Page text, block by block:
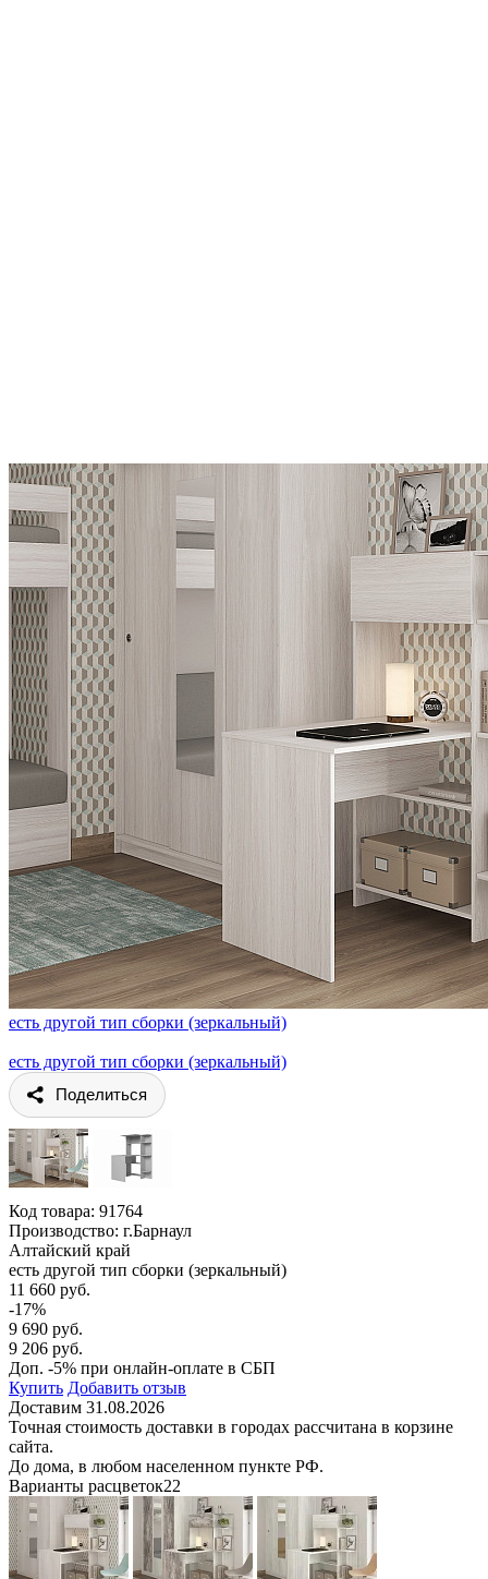
есть другой тип сборки (зеркальный)
есть другой тип сборки (зеркальный)
Поделиться
Код товара: 91764
Производство: г.Барнаул
Алтайский край
есть другой тип сборки (зеркальный)
11 660 руб.
-17%
9 690 руб.
9 206 руб.
Доп. -5% при онлайн-оплате в СБП
Купить Добавить отзыв
Доставим 31.08.2026
Точная стоимость доставки в городах рассчитана в корзине
сайта.
До дома, в любом населенном пункте РФ.
Варианты расцветок22